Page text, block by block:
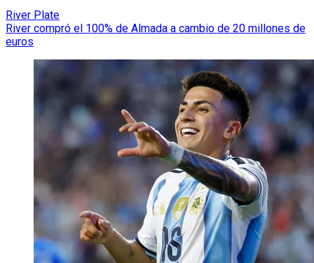
River Plate
River compró el 100% de Almada a cambio de 20 millones de
euros